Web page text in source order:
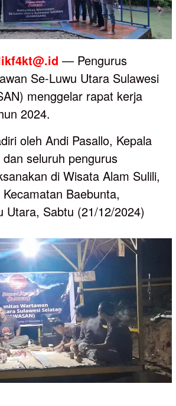
— Pengurus
Se-Luwu Utara Sulawesi
menggelar rapat kerja
2024.
oleh Andi Pasallo, Kepala
seluruh pengurus
di Wisata Alam Sulili,
Baebunta,
Utara, Sabtu (21/12/2024)